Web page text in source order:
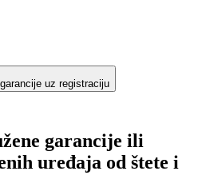
uz registraciju
garancije ili
uređaja od štete i